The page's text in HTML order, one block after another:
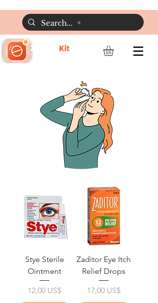
Stye Sterile
Ointment
Cena
12,00 US$
Zaditor Eye Itch
Relief Drops
Cena
17,00 US$